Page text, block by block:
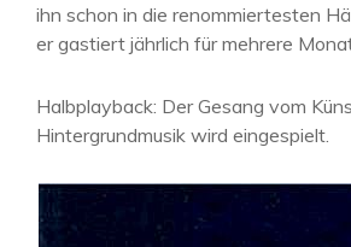
ihn schon in die renommiertesten
er gastiert jährlich für mehrere
Halbplayback: Der Gesang vom
Hintergrundmusik wird eingespielt.